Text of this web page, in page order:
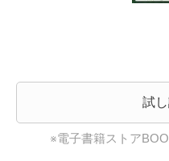
試
※電子書籍ストア